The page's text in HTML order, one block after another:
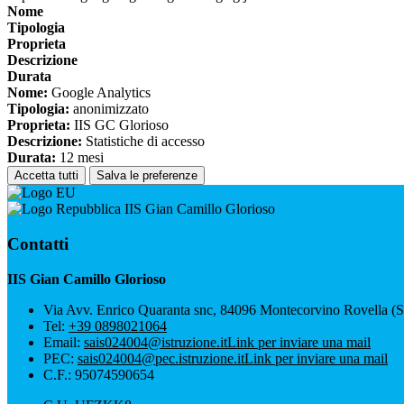
Nome
Tipologia
Proprieta
Descrizione
Durata
Nome: Google Analytics
Tipologia: anonimizzato
Proprieta: IIS GC Glorioso
Descrizione: Statistiche di accesso
Durata: 12 mesi
Accetta tutti Salva le preferenze
IIS Gian Camillo Glorioso
Contatti
IIS Gian Camillo Glorioso
Via Avv. Enrico Quaranta snc, 84096 Montecorvino Rovella
Tel: +39 0898021064
Email: sais024004@istruzione.itLink per inviare una mail
PEC: sais024004@pec.istruzione.itLink per inviare una mail
C.F.: 95074590654